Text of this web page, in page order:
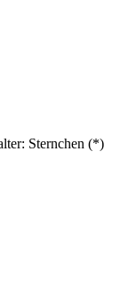
Sternchen (*)